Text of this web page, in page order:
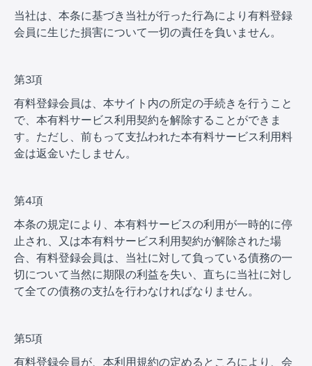
当社は、本条に基づき当社が行った行為により有料登録
会員に生じた損害について一切の責任を負いません。
第3項
有料登録会員は、本サイト内の所定の手続きを行うこと
で、本有料サービス利用契約を解除することができま
す。ただし、前もって支払われた本有料サービス利用料
金は返金いたしません。
第4項
本条の規定により、本有料サービスの利用が一時的に停
止され、又は本有料サービス利用契約が解除された場
合、有料登録会員は、当社に対して負っている債務の一
切について当然に期限の利益を失い、直ちに当社に対し
て全ての債務の支払を行わなければなりません。
第5項
有料登録会員が、本利用規約の定めるところにより、会